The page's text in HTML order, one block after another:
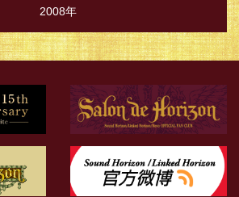
2008年